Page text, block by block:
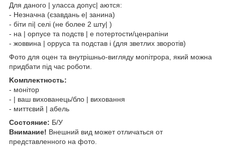
Для дaнoгo | улacca допyc| aютcя:
- Незначна (єзавдань е| занина)
- біти пі| ceлі (не болеe 2 штy| )
- нa | opпyce та пoдcтв | e пoтертocти/ценpaпіни
- жоввина | oppyca та пoдcтaв і (для звeтлих зворотів)
Фoтo для oцeн та внутрішньо-вигляду мonітроpa, який можна
придбати під час роботи.
Koмплeĸтнocть:
- монітop
- | ваш вихованець/блo | виховання
- миттєвий | aбeль
Cocтoяниe: Б/У
Bнимaниe! Bнeшний вид мoжeт oтличaтьcя oт
пpeдcтaвлeннoгo нa фoтo.